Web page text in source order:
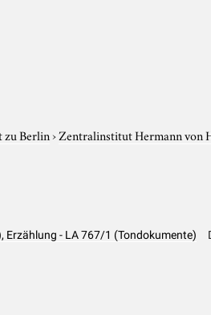
Berlin›Zentralinstitut Hermann
Erzählung - LA 767/1 (Tondokumente)